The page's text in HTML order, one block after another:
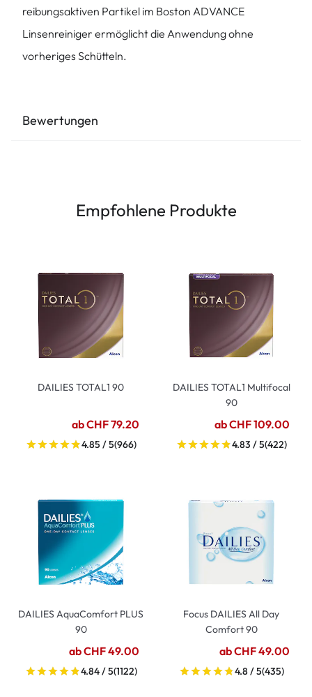
reibungsaktiven Partikel im Boston ADVANCE
Linsenreiniger ermöglicht die Anwendung ohne
vorheriges Schütteln.
Bewertungen
Empfohlene Produkte
DAILIES TOTAL1 90
ab CHF 79.20
4.85 / 5(966)
DAILIES TOTAL1 Multifocal
90
ab CHF 109.00
4.83 / 5(422)
DAILIES AquaComfort PLUS
90
ab CHF 49.00
4.84 / 5(1122)
Focus DAILIES All Day
Comfort 90
ab CHF 49.00
4.8 / 5(435)